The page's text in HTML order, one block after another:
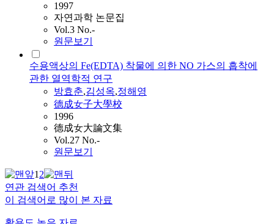
1997
자연과학 논문집
Vol.3 No.-
원문보기
수용액상의 Fe(EDTA) 착물에 의한 NO 가스의 흡착에
관한 열역학적 연구
방효춘,김성옥,정해영
德成女子大學校
1996
德成女大論文集
Vol.27 No.-
원문보기
12
연관 검색어 추천
이 검색어로 많이 본 자료